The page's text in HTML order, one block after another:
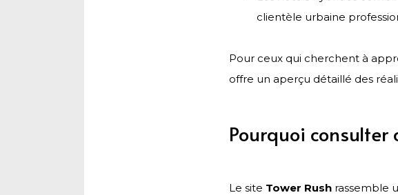
clientèle urbaine
Pour ceux qui cherchent à
offre un aperçu détaillé des
Pourquoi consulter
Le site Tower Rush rassemble